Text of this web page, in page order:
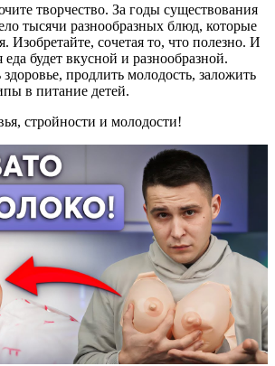
творчество. За годы существования
тысячи разнообразных блюд, которые
Изобретайте, сочетая то, что полезно. И
еда будет вкусной и разнообразной.
продлить молодость, заложить
в питание детей.
стройности и молодости!